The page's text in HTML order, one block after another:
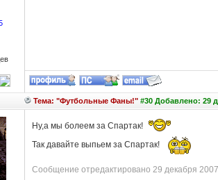
Тема: "Футбольные Фаны!"#30 Добавлено: 29
Ну,а мы болеем за Спартак!
Так давайте выпьем за Спартак!
Сообщение отредактировано 29 декабря